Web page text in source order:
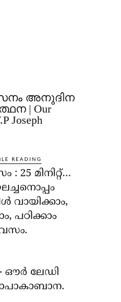
അനുദിന
| Our
Joseph
READING
: 25 മിനിറ്റ്…
പഠിക്കാം
ഔര്‍ ലേഡി